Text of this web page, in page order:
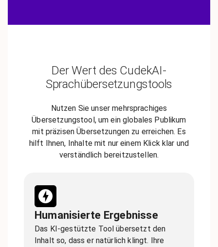
Der Wert des CudekAI-
Sprachübersetzungstools
Nutzen Sie unser mehrsprachiges
Übersetzungstool, um ein globales Publikum
mit präzisen Übersetzungen zu erreichen. Es
hilft Ihnen, Inhalte mit nur einem Klick klar und
verständlich bereitzustellen.
Humanisierte Ergebnisse
Das KI-gestützte Tool übersetzt den
Inhalt so, dass er natürlich klingt. Ihre